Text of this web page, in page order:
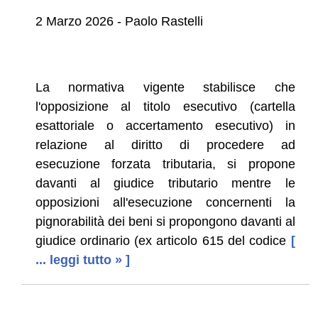
2 Marzo 2026 - Paolo Rastelli
La normativa vigente stabilisce che
l'opposizione al titolo esecutivo (cartella
esattoriale o accertamento esecutivo) in
relazione al diritto di procedere ad
esecuzione forzata tributaria, si propone
davanti al giudice tributario mentre le
opposizioni all'esecuzione concernenti la
pignorabilità dei beni si propongono davanti al
giudice ordinario (ex articolo 615 del codice [
... leggi tutto » ]